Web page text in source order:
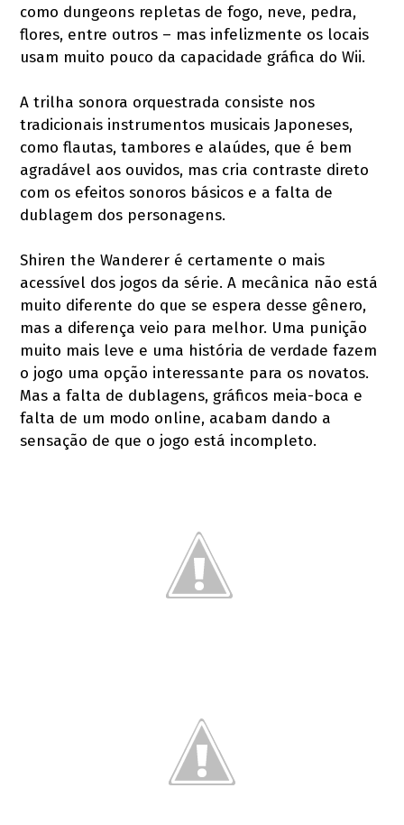
como dungeons repletas de fogo, neve, pedra,
flores, entre outros – mas infelizmente os locais
usam muito pouco da capacidade gráfica do Wii.
A trilha sonora orquestrada consiste nos
tradicionais instrumentos musicais Japoneses,
como flautas, tambores e alaúdes, que é bem
agradável aos ouvidos, mas cria contraste direto
com os efeitos sonoros básicos e a falta de
dublagem dos personagens.
Shiren the Wanderer é certamente o mais
acessível dos jogos da série. A mecânica não está
muito diferente do que se espera desse gênero,
mas a diferença veio para melhor. Uma punição
muito mais leve e uma história de verdade fazem
o jogo uma opção interessante para os novatos.
Mas a falta de dublagens, gráficos meia-boca e
falta de um modo online, acabam dando a
sensação de que o jogo está incompleto.